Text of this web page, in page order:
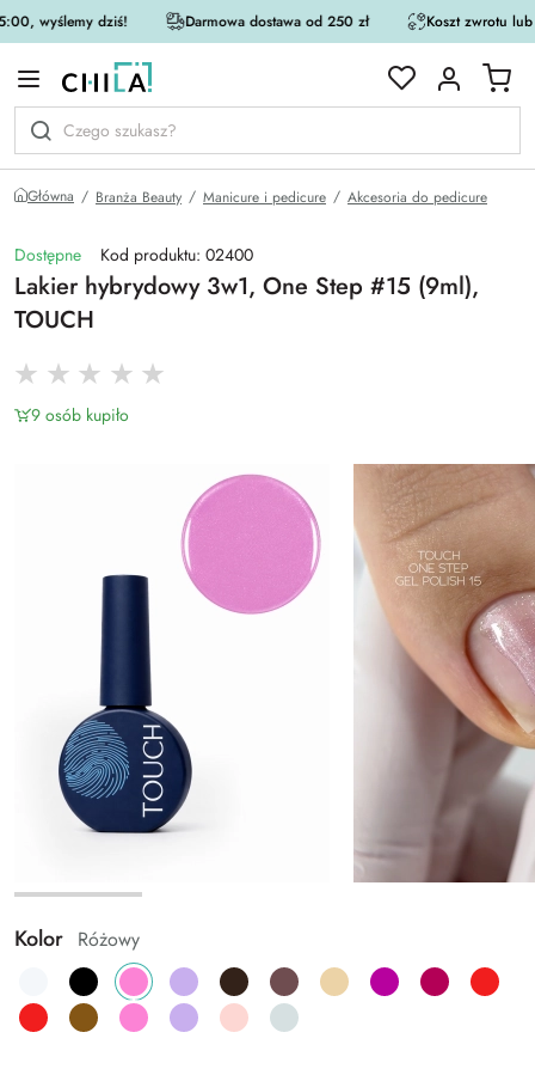
wyślemy dziś! Darmowa dostawa od 250 zł Koszt zwrotu
Główna Branża Beauty Manicure i pedicure Akcesoria do pedicure
Dostępne Kod produktu: 02400
Lakier hybrydowy 3w1, One Step #15 (9ml),
TOUCH
9 osób kupiło
Kolor Różowy